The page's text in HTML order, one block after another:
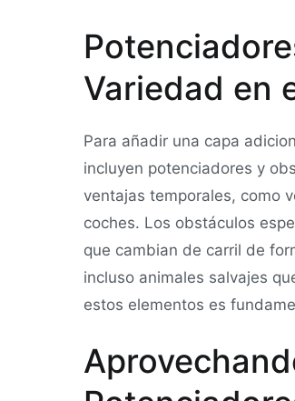
Variedad en
Para añadir una capa
incluyen potenciadores y
ventajas temporales, como
coches. Los obstáculos
que cambian de carril de
incluso animales salvajes
estos elementos es